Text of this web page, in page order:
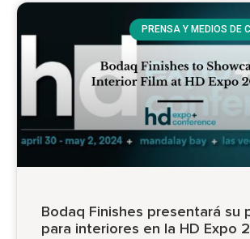
PRENSA Y MEDIOS DE
Bodaq Finishes presentará su
para interiores en la HD Expo